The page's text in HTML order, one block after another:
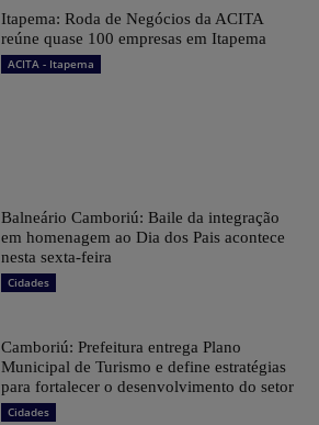
Itapema: Roda de Negócios da ACITA
reúne quase 100 empresas em Itapema
ACITA - Itapema
Balneário Camboriú: Baile da integração
em homenagem ao Dia dos Pais acontece
nesta sexta-feira
Cidades
Camboriú: Prefeitura entrega Plano
Municipal de Turismo e define estratégias
para fortalecer o desenvolvimento do setor
Cidades